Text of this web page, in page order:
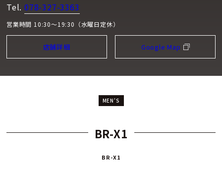
Tel. 078-327-3363
営業時間 10:30～19:30（水曜日定休）
店舗詳細 Google Map
MEN'S
BR-X1
BR-X1